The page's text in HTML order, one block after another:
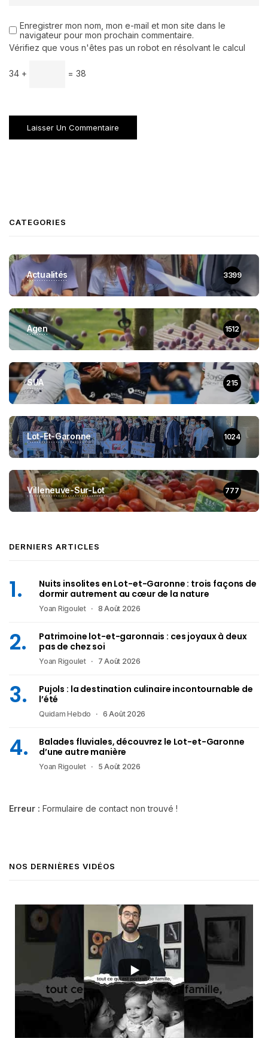
Enregistrer mon nom, mon e-mail et mon site dans le
navigateur pour mon prochain commentaire.
Vérifiez que vous n'êtes pas un robot en résolvant le calcul
34 + = 38
CATEGORIES
Actualités 3399
Agen 1512
SUA 215
Lot-Et-Garonne 1024
Villeneuve-Sur-Lot 777
DERNIERS ARTICLES
Nuits insolites en Lot-et-Garonne : trois façons de
dormir autrement au cœur de la nature
Yoan Rigoulet 8 Août 2026
Patrimoine lot-et-garonnais : ces joyaux à deux
pas de chez soi
Yoan Rigoulet 7 Août 2026
Pujols : la destination culinaire incontournable de
l’été
Quidam Hebdo 6 Août 2026
Balades fluviales, découvrez le Lot-et-Garonne
d’une autre manière
Yoan Rigoulet 5 Août 2026
Erreur : Formulaire de contact non trouvé !
NOS DERNIÈRES VIDÉOS